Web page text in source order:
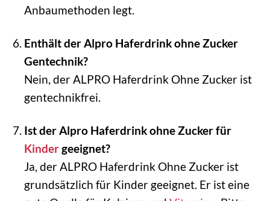
Anbaumethoden legt.
Enthält der Alpro Haferdrink ohne Zucker
Gentechnik?
Nein, der ALPRO Haferdrink Ohne Zucker ist
gentechnikfrei.
Ist der Alpro Haferdrink ohne Zucker für
Kindergeeignet?
Ja, der ALPRO Haferdrink Ohne Zucker ist
grundsätzlich für Kinder geeignet. Er ist eine